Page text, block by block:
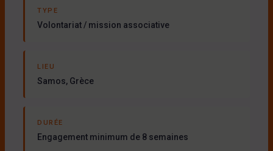
TYPE
Volontariat / mission associative
LIEU
Samos, Grèce
DURÉE
Engagement minimum de 8 semaines